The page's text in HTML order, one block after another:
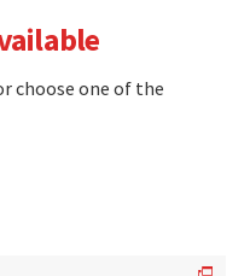
choose one of the